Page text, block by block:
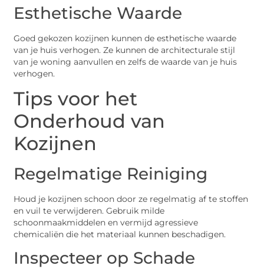
Esthetische Waarde
Goed gekozen kozijnen kunnen de esthetische waarde
van je huis verhogen. Ze kunnen de architecturale stijl
van je woning aanvullen en zelfs de waarde van je huis
verhogen.
Tips voor het
Onderhoud van
Kozijnen
Regelmatige Reiniging
Houd je kozijnen schoon door ze regelmatig af te stoffen
en vuil te verwijderen. Gebruik milde
schoonmaakmiddelen en vermijd agressieve
chemicaliën die het materiaal kunnen beschadigen.
Inspecteer op Schade